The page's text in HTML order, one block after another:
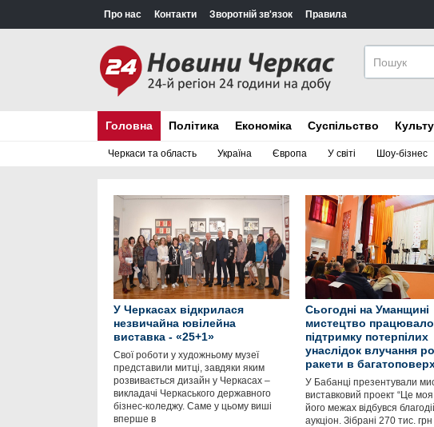
Про нас Контакти Зворотній зв'язок Правила
Головна
Черкаси та область Україна Європа У світі Шоу-бізнес
Політика Економіка Суспільство
У Черкасах відкрилася
незвичайна ювілейна
виставка - «25+1»
Свої роботи у художньому музеї
представили митці, завдяки яким
розвивається дизайн у Черкасах –
викладачі Черкаського державного
бізнес-коледжу. Саме у цьому виші
вперше в
Сьогодні на Уманщині
мистецтво
підтримку потерпілих
унаслідок влучання
ракети в
У Бабанці презентували
виставковий проект “Це моя
його межах відбувся
аукціон. Зібрані 270 тис.